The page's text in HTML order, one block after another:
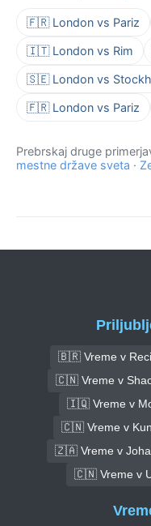
🇫🇷 London vs Pariz
🇮🇹 London vs Rim
🇸🇪 London vs
🇫🇷 London vs Pariz
Prebrskaj druge
mestne države sveta ·
🇧🇷 Vreme v
🇨🇳 Vreme v
🇮🇶 Vreme v
🇨🇳 Vreme v
🇿🇦 Vreme v
🇨🇳 Vreme v